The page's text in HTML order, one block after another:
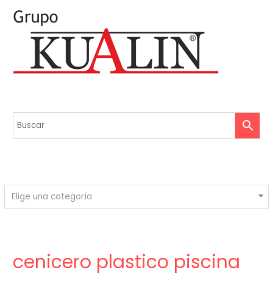
Elige una categoría
cenicero plastico piscina